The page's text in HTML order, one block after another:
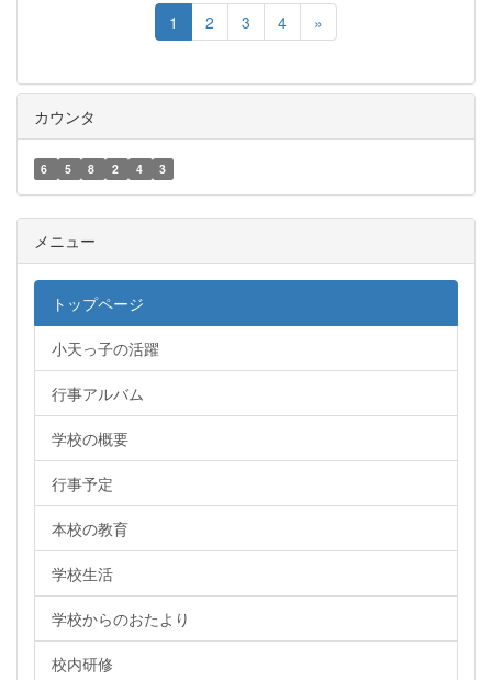
1 2 3 4 »
カウンタ
6 5 8 2 4 3
メニュー
トップページ
小天っ子の活躍
行事アルバム
学校の概要
行事予定
本校の教育
学校生活
学校からのおたより
校内研修